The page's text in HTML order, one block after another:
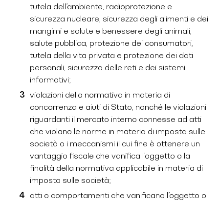
tutela dell’ambiente, radioprotezione e
sicurezza nucleare, sicurezza degli alimenti e dei
mangimi e salute e benessere degli animali,
salute pubblica, protezione dei consumatori,
tutela della vita privata e protezione dei dati
personali, sicurezza delle reti e dei sistemi
informativi;
violazioni della normativa in materia di
concorrenza e aiuti di Stato, nonché le violazioni
riguardanti il mercato interno connesse ad atti
che violano le norme in materia di imposta sulle
società o i meccanismi il cui fine è ottenere un
vantaggio fiscale che vanifica l’oggetto o la
finalità della normativa applicabile in materia di
imposta sulle società;
atti o comportamenti che vanificano l’oggetto o